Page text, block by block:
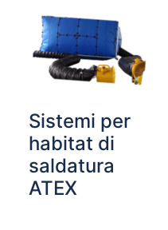
Sistemi per
habitat di
saldatura
ATEX